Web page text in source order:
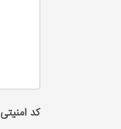
کد امنیتی